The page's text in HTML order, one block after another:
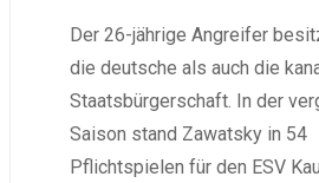
Der 26-jährige Angreifer
die deutsche als auch die
Staatsbürgerschaft. In der
Saison stand Zawatsky in 54
Pflichtspielen für den ESV